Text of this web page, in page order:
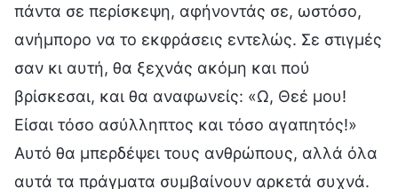
πάντα σε περίσκεψη, αφήνοντάς σε, ωστόσο,
ανήμπορο να το εκφράσεις εντελώς. Σε στιγμές
σαν κι αυτή, θα ξεχνάς ακόμη και πού
βρίσκεσαι, και θα αναφωνείς: «Ω, Θεέ μου!
Είσαι τόσο ασύλληπτος και τόσο αγαπητός!»
Αυτό θα μπερδέψει τους ανθρώπους, αλλά όλα
αυτά τα πράγματα συμβαίνουν αρκετά συχνά.